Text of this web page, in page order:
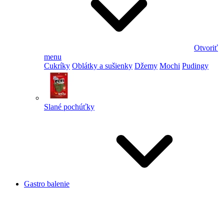
Otvoriť
menu
Cukríky Oblátky a sušienky Džemy Mochi Pudingy
Slané pochúťky
Gastro balenie